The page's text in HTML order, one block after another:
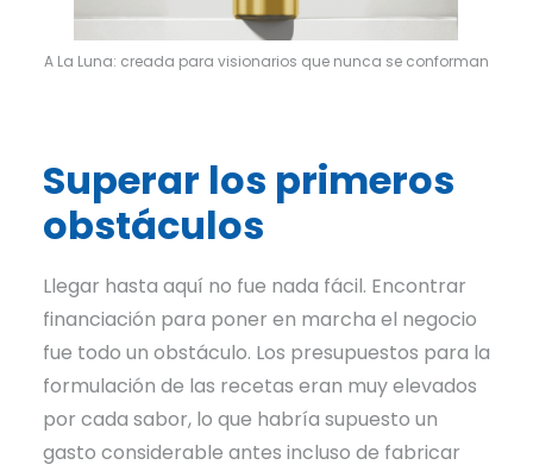
A La Luna: creada para visionarios que nunca se conforman
Superar los primeros
obstáculos
Llegar hasta aquí no fue nada fácil. Encontrar
financiación para poner en marcha el negocio
fue todo un obstáculo. Los presupuestos para la
formulación de las recetas eran muy elevados
por cada sabor, lo que habría supuesto un
gasto considerable antes incluso de fabricar